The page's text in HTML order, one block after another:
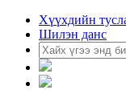
Хүүхдийн
Шилэн данс